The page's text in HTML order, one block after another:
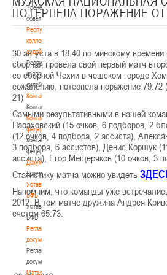
Тренерский
совет
Республиканская
коллегия
судей
Республиканская
коллегия
судей
Контакты
Контакты
Контакты
федерации
Контакты
федерации
Документы
Документы
Устав
БФБ
Устав
БФБ
Регламентирующие
документы
Регламентирующие
документы
Материалы
ПОТЕРПЕЛА ПОРАЖЕНИЕ
30 августа в 18.40 по минскому
сборная провела свой первый матч
со сборной Чехии в чешском городе
сожалению, потерпела поражение 79:72
21)
Самыми результативными в нашей
Параховский (15 очков, 6 подборов, 2
(12 очков, 4 подбора, 2 ассиста),
3 подбора, 6 ассистов), Денис Коршук
ассиста), Егор Мещеряков (10 очков, 3
Статистику матча можно увидеть
Напомним, что команды уже
2012. В том матче дружина Андрея
счетом 65:73.